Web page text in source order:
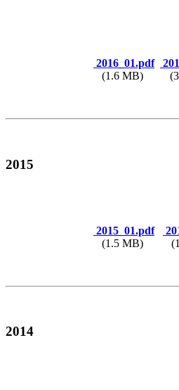
2016_01.pdf
(1.6 MB)
2015
2015_01.pdf
(1.5 MB)
2014